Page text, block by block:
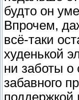
будто он
Впрочем,
всё-таки
худенькой
ни заботы о
забавного
поддержкой